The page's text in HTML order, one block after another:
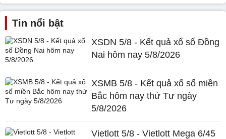
Tin nổi bật
XSDN 5/8 - Kết quả xổ số Đồng
Nai hôm nay 5/8/2026
XSMB 5/8 - Kết quả xổ số miền
Bắc hôm nay thứ Tư ngày
5/8/2026
Vietlott 5/8 - Vietlott Mega 6/45